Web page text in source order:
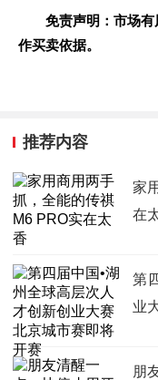
免责声明：市场
作买卖依据。
推荐内容
家
在
第
业
朋